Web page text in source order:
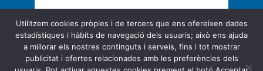
Agència de Viatges - Viatges d
´autor
Utilitzem cookies pròpies i de tercers que ens ofereixen dades
estadístiques i hàbits de navegació dels usuaris; això ens ajuda
a millorar els nostres continguts i serveis, fins i tot mostrar
publicitat i ofertes relacionades amb les preferències dels